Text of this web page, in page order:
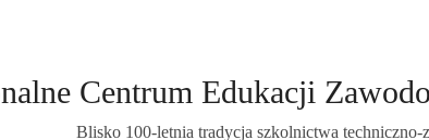
Centrum Edukacji
Blisko 100-letnia tradycja szkolnictwa techniczno-